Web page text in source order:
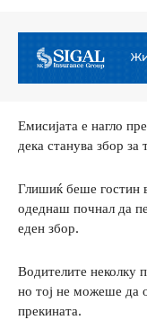
Емисијата е нагло
дека станува збор
Глишиќ беше гостин
одеднаш почнал да
еден збор.
Водителите неколку
но тој не можеше да
прекината.